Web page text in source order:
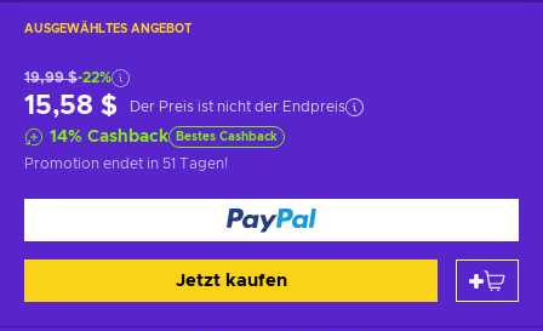
AUSGEWÄHLTES ANGEBOT
19,99 $-22%
15,58 $ Der Preis ist nicht der Endpreis
14% Cashback Bestes Cashback
Promotion endet in 51 Tagen!
Jetzt kaufen